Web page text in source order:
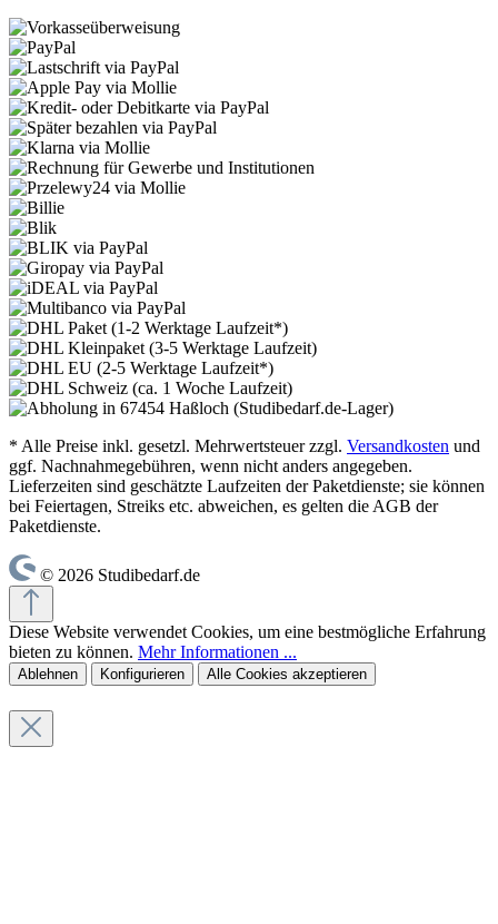
* Alle Preise inkl. gesetzl. Mehrwertsteuer zzgl. Versandkosten und
ggf. Nachnahmegebühren, wenn nicht anders angegeben.
Lieferzeiten sind geschätzte Laufzeiten der Paketdienste; sie können
bei Feiertagen, Streiks etc. abweichen, es gelten die AGB der
Paketdienste.
© 2026 Studibedarf.de
Diese Website verwendet Cookies, um eine bestmögliche Erfahrung
bieten zu können. Mehr Informationen ...
Ablehnen Konfigurieren Alle Cookies akzeptieren